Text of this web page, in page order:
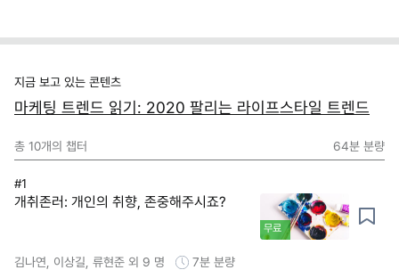
지금 보고 있는 콘텐츠
마케팅 트렌드 읽기: 2020 팔리는 라이프스타일 트렌드
총 10개의 챕터 64분 분량
#1
개취존러: 개인의 취향, 존중해주시죠?
무료
김나연, 이상길, 류현준 외 9 명 7분 분량